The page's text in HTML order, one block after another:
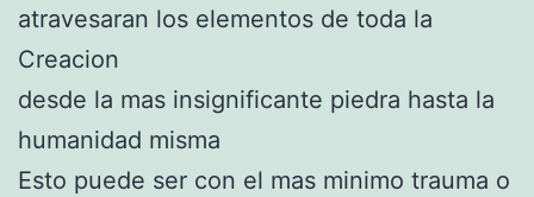
atravesaran los elementos de toda la
Creacion
desde la mas insignificante piedra hasta la
humanidad misma
Esto puede ser con el mas minimo trauma o